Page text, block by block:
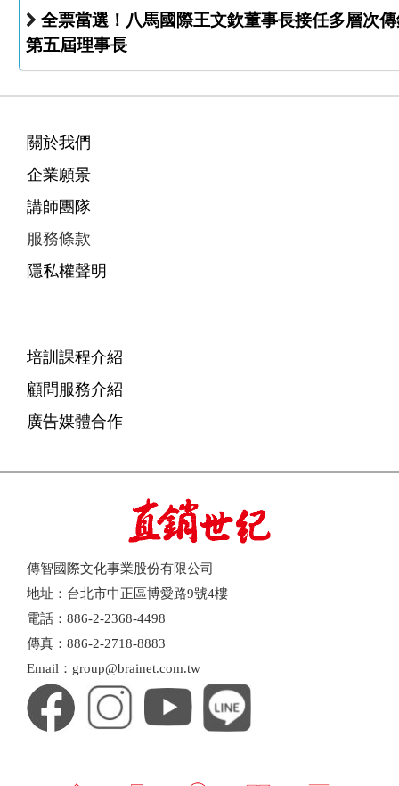
全票當選！八馬國際王文欽董事長接任多層次
第五屆理事長
關於我們
企業願景
講師團隊
服務條款
隱私權聲明
培訓課程介紹
顧問服務介紹
廣告媒體合作
傳智國際文化事業股份有限公司
地址：台北市中正區博愛路9號4樓
電話：886-2-2368-4498
傳真：886-2-2718-8883
Email：group@brainet.com.tw